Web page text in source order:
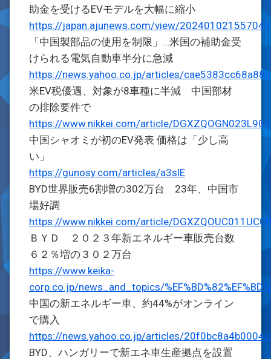
助金を受けるEVモデルを大幅に縮小
https://japan.ajunews.com/view/
「中国製部品の使用を制限」…米国の補助金受
けられる電気自動車半分に急減
https://news.yahoo.co.jp/articles/
米EV税優遇、対象が8車種に半減 中国部材
の排除要件で
https://www.nikkei.com/article/
中国シャオミが初のEV発表 価格は「少し高
い」
https://gunosy.com/articles/a3slE
BYD世界販売6割増の302万台 23年、中国市
場好調
https://www.nikkei.com/article/
ＢＹＤ ２０２３年新エネルギー車販売台数
６２％増の３０２万台
https://www.keika-
corp.co.jp/news_and_topics/
中国の新エネルギー車、約44%がオンライン
で購入
https://news.yahoo.co.jp/articles/
BYD、ハンガリーで新エネ車生産拠点を設置